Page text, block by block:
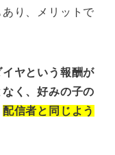
り、メリットで
イヤという報酬が
く、好みの子の
配信者と同じよう